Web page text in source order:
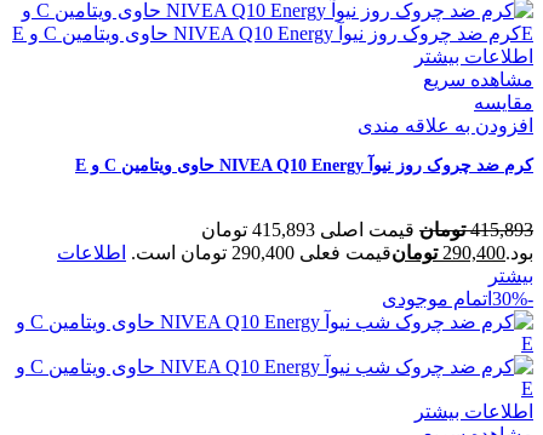
اطلاعات بیشتر
مشاهده سریع
مقایسه
افزودن به علاقه مندی
کرم ضد چروک روز نیوآ NIVEA Q10 Energy حاوی ویتامین C و E
415,893 تومان
قیمت اصلی 415,893 تومان
بود.290,400 تومانقیمت فعلی 290,400 تومان است.
اطلاعات
بیشتر
-30%
اتمام موجودی
اطلاعات بیشتر